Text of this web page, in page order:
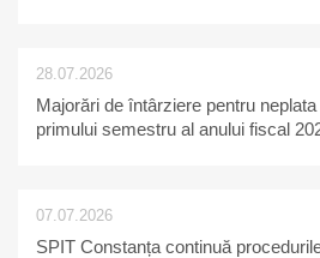
28.07.2026
Majorări de întârziere pentru
primului semestru al anului fiscal
07.07.2026
SPIT Constanța continuă